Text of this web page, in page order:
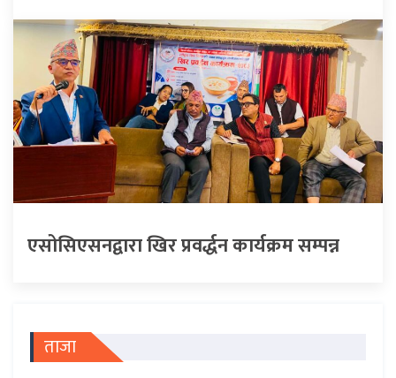
एसोसिएसनद्वारा खिर प्रवर्द्धन कार्यक्रम सम्पन्न
ताजा